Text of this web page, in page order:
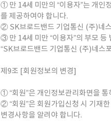
① 만 14세 미만의 “이용자”는 개인
를 제공하여야 합니다.
② SK브로드밴드 기업통신 (주)네
③ 만 14세 미만 “이용자”의 부모 등
“SK브로드밴드 기업통신 (주)네스
제9조 [회원정보의 변경]
① “회원”은 개인정보관리화면을
② “회원”은 회원가입신청 시 기재
변경사항을 알려야 합니다.